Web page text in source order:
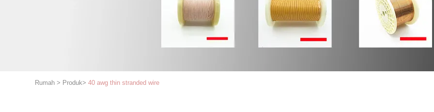
Rumah > Produk> 40 awg thin stranded wire